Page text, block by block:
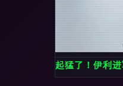
起猛了！伊利